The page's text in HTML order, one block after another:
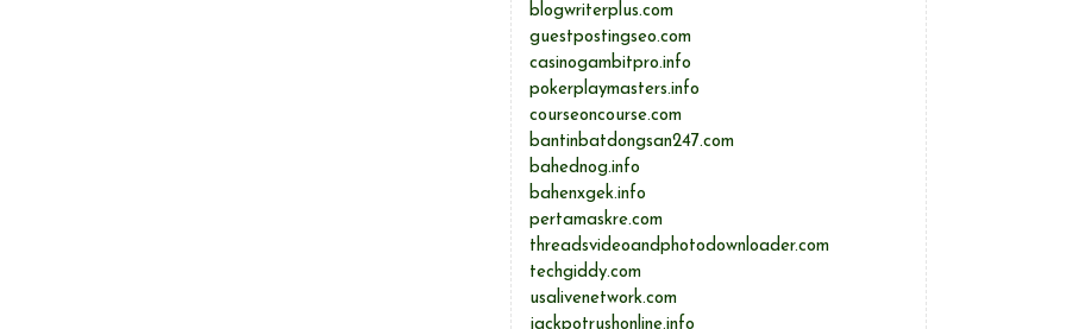
blogwriterplus.com
guestpostingseo.com
casinogambitpro.info
pokerplaymasters.info
courseoncourse.com
bantinbatdongsan247.com
bahednog.info
bahenxgek.info
pertamaskre.com
threadsvideoandphotodownloader.com
techgiddy.com
usalivenetwork.com
jackpotrushonline.info